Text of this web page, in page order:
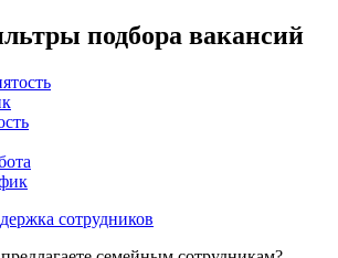
подбора вакансий
сотрудников